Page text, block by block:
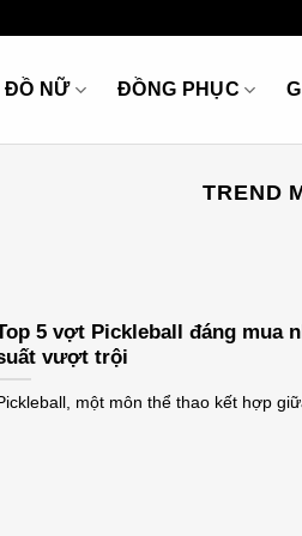
ĐỒ NỮ ĐỒNG PHỤC
TREND
5 vợt Pickleball đáng mua
vượt trội
một môn thể thao kết hợp